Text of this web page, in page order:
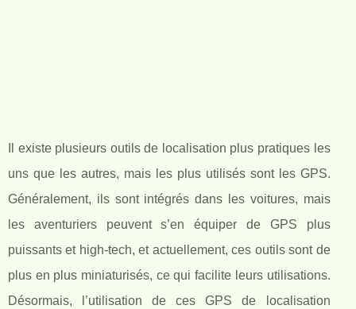
Il existe plusieurs outils de localisation plus pratiques les
uns que les autres, mais les plus utilisés sont les GPS.
Généralement, ils sont intégrés dans les voitures, mais
les aventuriers peuvent s’en équiper de GPS plus
puissants et high-tech, et actuellement, ces outils sont de
plus en plus miniaturisés, ce qui facilite leurs utilisations.
Désormais, l’utilisation de ces GPS de localisation